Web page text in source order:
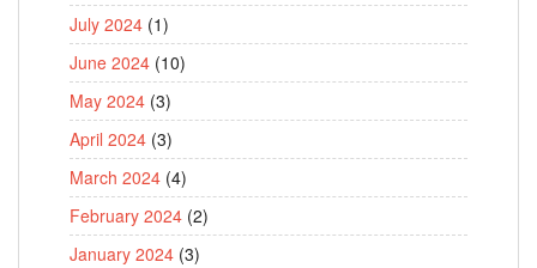
July 2024 (1)
June 2024 (10)
May 2024 (3)
April 2024 (3)
March 2024 (4)
February 2024 (2)
January 2024 (3)